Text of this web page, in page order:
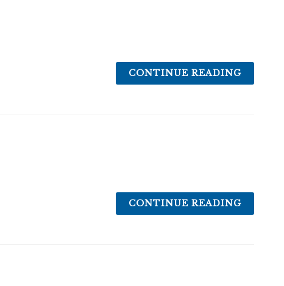
CONTINUE READING
CONTINUE READING